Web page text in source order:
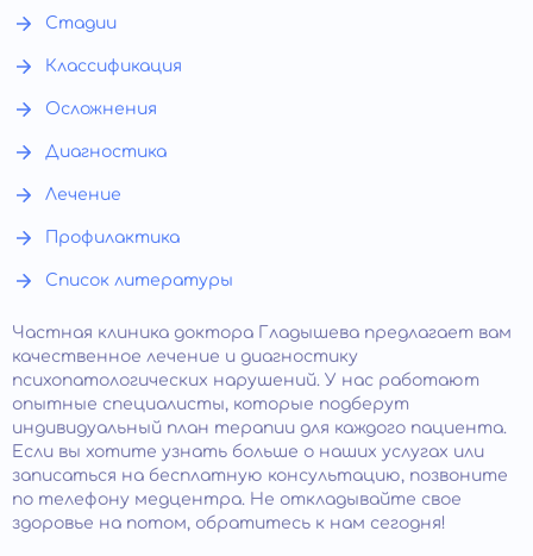
Стадии
Классификация
Осложнения
Диагностика
Лечение
Профилактика
Список литературы
Частная клиника доктора Гладышева предлагает вам
качественное лечение и диагностику
психопатологических нарушений. У нас работают
опытные специалисты, которые подберут
индивидуальный план терапии для каждого пациента.
Если вы хотите узнать больше о наших услугах или
записаться на бесплатную консультацию, позвоните
по телефону медцентра. Не откладывайте свое
здоровье на потом, обратитесь к нам сегодня!